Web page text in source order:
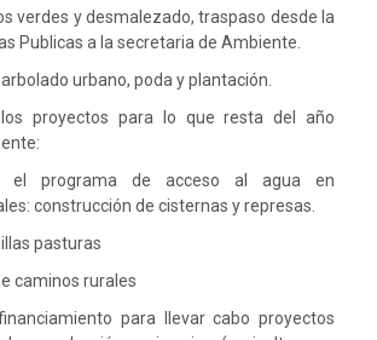
verdes y desmalezado, traspaso desde la
Publicas a la secretaria de Ambiente.
urbano, poda y plantación.
proyectos para lo que resta del año
el programa de acceso al agua en
construcción de cisternas y represas.
pasturas
caminos rurales
para llevar cabo proyectos